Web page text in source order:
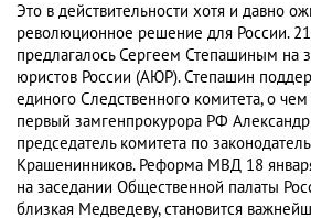
Это в действительности хотя и давно
революционное решение для России.
предлагалось Сергеем Степашиным на
юристов России (АЮР). Степашин
единого Следственного комитета, о
первый замгенпрокурора РФ Александр
председатель комитета по
Крашенинников. Реформа МВД 18
на заседании Общественной палаты
близкая Медведеву, становится